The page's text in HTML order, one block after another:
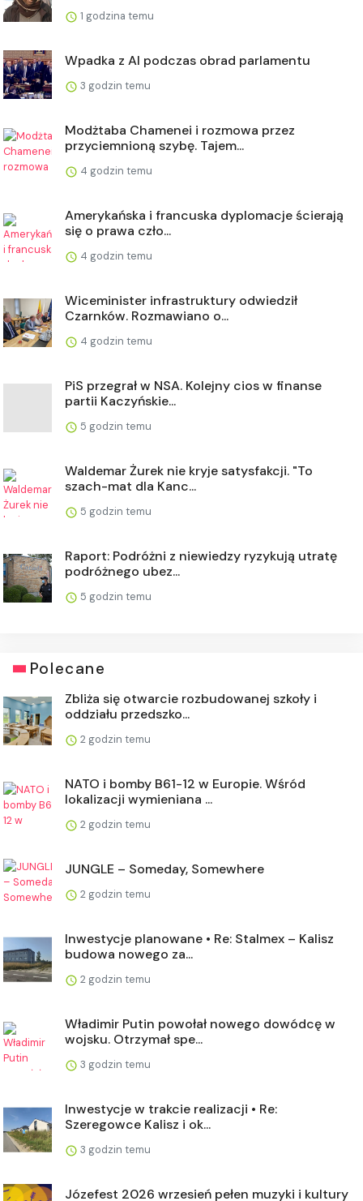
1 godzina temu
Wpadka z AI podczas obrad parlamentu
3 godzin temu
Modżtaba Chamenei i rozmowa przez
przyciemnioną szybę. Tajem...
4 godzin temu
Amerykańska i francuska dyplomacje ścierają
się o prawa czło...
4 godzin temu
Wiceminister infrastruktury odwiedził
Czarnków. Rozmawiano o...
4 godzin temu
PiS przegrał w NSA. Kolejny cios w finanse
partii Kaczyńskie...
5 godzin temu
Waldemar Żurek nie kryje satysfakcji. "To
szach-mat dla Kanc...
5 godzin temu
Raport: Podróżni z niewiedzy ryzykują utratę
podróżnego ubez...
5 godzin temu
Polecane
Zbliża się otwarcie rozbudowanej szkoły i
oddziału przedszko...
2 godzin temu
NATO i bomby B61-12 w Europie. Wśród
lokalizacji wymieniana ...
2 godzin temu
JUNGLE – Someday, Somewhere
2 godzin temu
Inwestycje planowane • Re: Stalmex – Kalisz
budowa nowego za...
2 godzin temu
Władimir Putin powołał nowego dowódcę w
wojsku. Otrzymał spe...
3 godzin temu
Inwestycje w trakcie realizacji • Re:
Szeregowce Kalisz i ok...
3 godzin temu
Józefest 2026 wrzesień pełen muzyki i kultury